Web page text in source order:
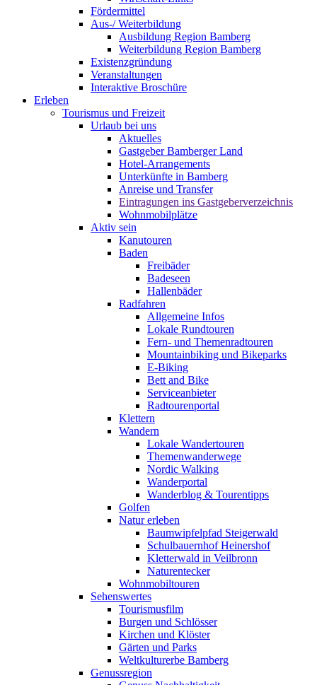
Fördermittel
Aus-/ Weiterbildung
Ausbildung Region Bamberg
Weiterbildung Region Bamberg
Existenzgründung
Veranstaltungen
Interaktive Broschüre
Erleben
Tourismus und Freizeit
Urlaub bei uns
Aktuelles
Gastgeber Bamberger Land
Hotel-Arrangements
Unterkünfte in Bamberg
Anreise und Transfer
Eintragungen ins Gastgeberverzeichnis
Wohnmobilplätze
Aktiv sein
Kanutouren
Baden
Freibäder
Badeseen
Hallenbäder
Radfahren
Allgemeine Infos
Lokale Rundtouren
Fern- und Themenradtouren
Mountainbiking und Bikeparks
E-Biking
Bett and Bike
Serviceanbieter
Radtourenportal
Klettern
Wandern
Lokale Wandertouren
Themenwanderwege
Nordic Walking
Wanderportal
Wanderblog & Tourentipps
Golfen
Natur erleben
Baumwipfelpfad Steigerwald
Schulbauernhof Heinershof
Kletterwald in Veilbronn
Naturentecker
Wohnmobiltouren
Sehenswertes
Tourismusfilm
Burgen und Schlösser
Kirchen und Klöster
Gärten und Parks
Weltkulturerbe Bamberg
Genussregion